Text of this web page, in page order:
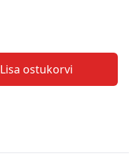
Lisa ostukorvi